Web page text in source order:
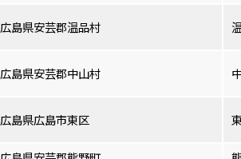
広島県安芸郡温品村
広島県安芸郡中山村
広島県広島市東区